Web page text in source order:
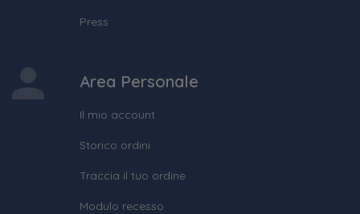
Press
Area Personale
Il mio account
Storico ordini
Traccia il tuo ordine
Modulo recesso